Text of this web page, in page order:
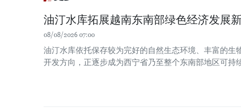
油汀水库拓展越南东南部绿色经济发展
08/08/2026 07:00
油汀水库依托保存较为完好的自然生态环境、丰富的生
开发方向，正逐步成为西宁省乃至整个东南部地区可持